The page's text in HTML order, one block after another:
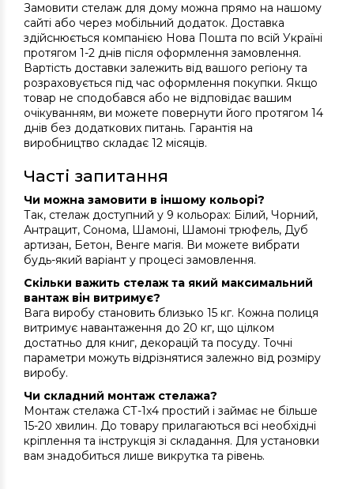
Замовити стелаж для дому можна прямо на нашому
сайті або через мобільний додаток. Доставка
здійснюється компанією Нова Пошта по всій Україні
протягом 1-2 днів після оформлення замовлення.
Вартість доставки залежить від вашого регіону та
розраховується під час оформлення покупки. Якщо
товар не сподобався або не відповідає вашим
очікуванням, ви можете повернути його протягом 14
днів без додаткових питань. Гарантія на
виробництво складає 12 місяців.
Часті запитання
Чи можна замовити в іншому кольорі?
Так, стелаж доступний у 9 кольорах: Білий, Чорний,
Антрацит, Сонома, Шамоні, Шамоні трюфель, Дуб
артизан, Бетон, Венге магія. Ви можете вибрати
будь-який варіант у процесі замовлення.
Скільки важить стелаж та який максимальний
вантаж він витримує?
Вага виробу становить близько 15 кг. Кожна полиця
витримує навантаження до 20 кг, що цілком
достатньо для книг, декорацій та посуду. Точні
параметри можуть відрізнятися залежно від розміру
виробу.
Чи складний монтаж стелажа?
Монтаж стелажа СТ-1х4 простий і займає не більше
15-20 хвилин. До товару прилагаються всі необхідні
кріплення та інструкція зі складання. Для установки
вам знадобиться лише викрутка та рівень.